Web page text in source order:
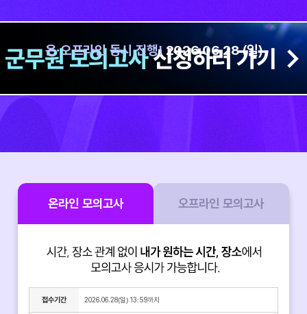
온·오프라인 동시 진행! 2026.06.28 (일)
온라인 모의고사 오프라인 모의고사
접수기간 2026.06.28(일) 13:59까지